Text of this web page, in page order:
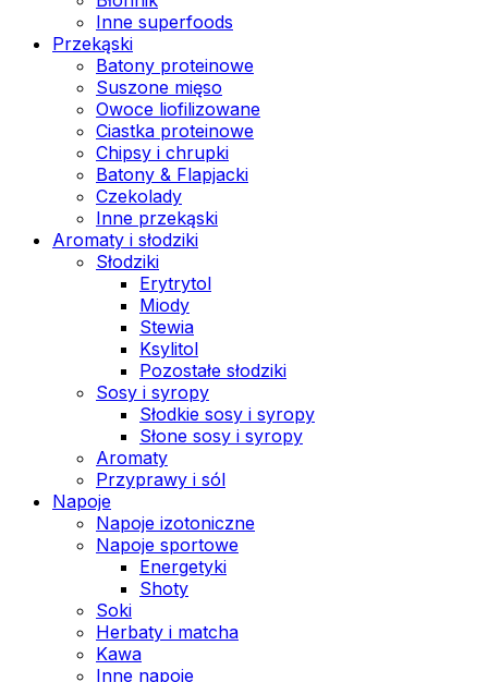
Inne superfoods
Przekąski
Batony proteinowe
Suszone mięso
Owoce liofilizowane
Ciastka proteinowe
Chipsy i chrupki
Batony & Flapjacki
Czekolady
Inne przekąski
Aromaty i słodziki
Słodziki
Erytrytol
Miody
Stewia
Ksylitol
Pozostałe słodziki
Sosy i syropy
Słodkie sosy i syropy
Słone sosy i syropy
Aromaty
Przyprawy i sól
Napoje
Napoje izotoniczne
Napoje sportowe
Energetyki
Shoty
Soki
Herbaty i matcha
Kawa
Inne napoje